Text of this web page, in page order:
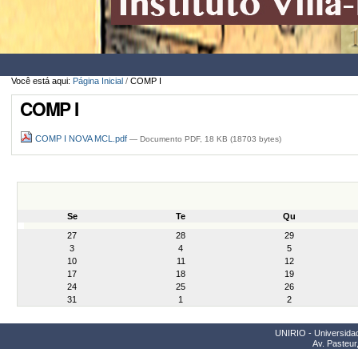
Você está aqui: Página Inicial / COMP I
COMP I
COMP I NOVA MCL.pdf — Documento PDF, 18 KB (18703 bytes)
Se Te
Qu
27
28
29
3
4
5
10
11
12
17
18
19
24
25
26
31
1 2
UNIRIO -
Av.